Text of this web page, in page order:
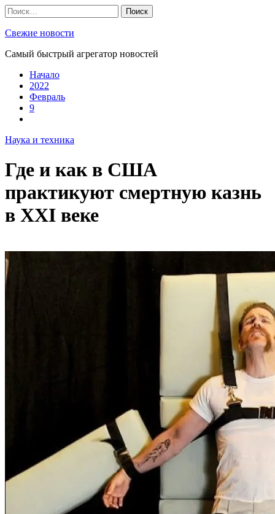
Skip
to
content
Найти:
Свежие новости
Самый быстрый агрегатор новостей
Начало
2022
Февраль
9
Наука и техника
Где и как в США
практикуют смертную казнь
в XXI веке